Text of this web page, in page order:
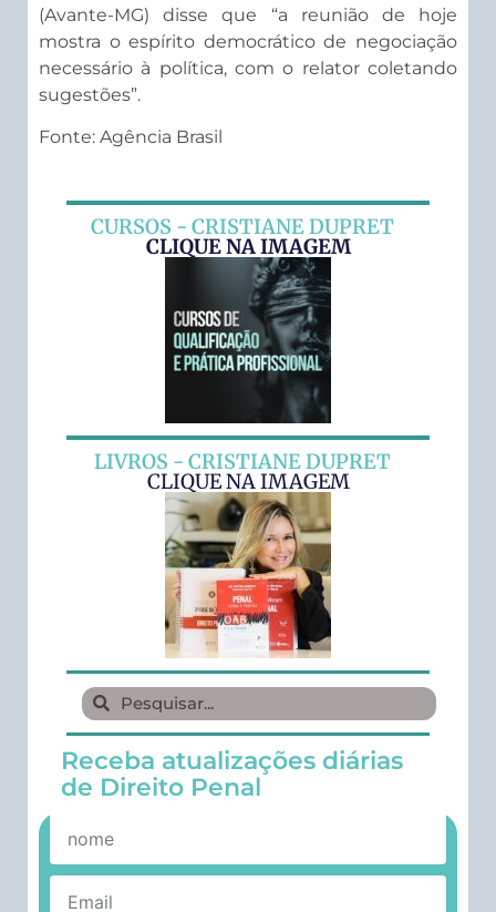
(Avante-MG) disse que “a reunião de hoje
mostra o espírito democrático de negociação
necessário à política, com o relator coletando
sugestões”.
Fonte: Agência Brasil
CURSOS - CRISTIANE DUPRET
CLIQUE NA IMAGEM
LIVROS - CRISTIANE DUPRET
CLIQUE NA IMAGEM
Receba atualizações diárias
de Direito Penal